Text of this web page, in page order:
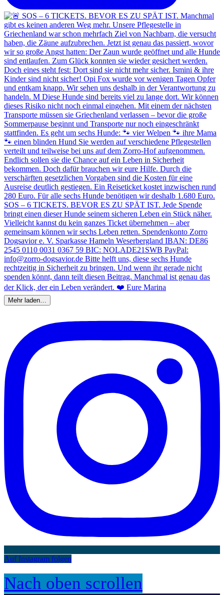
Mehr laden…
Auf Instagram folgen
Nach oben scrollen